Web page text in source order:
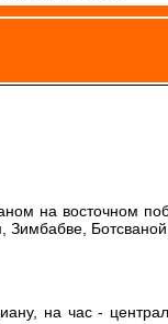
на восточном
Зимбабве,
на час -